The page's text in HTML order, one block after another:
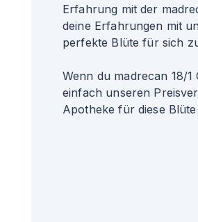
Erfahrung mit der
deine Erfahrungen mit
perfekte Blüte für sich
Wenn du madrecan 18/
einfach unseren
Apotheke für diese